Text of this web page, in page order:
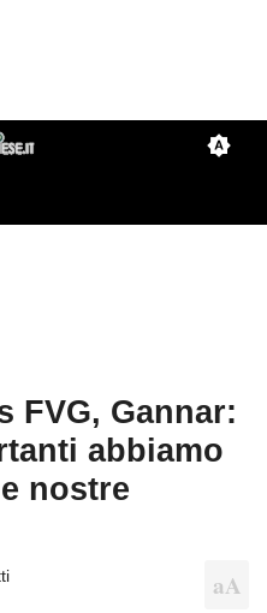
FVG, Gannar:
abbiamo
nostre